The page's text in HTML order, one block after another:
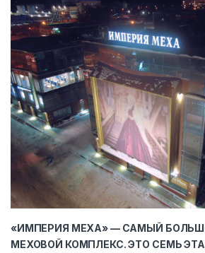
«ИМПЕРИЯ МЕХА» — САМЫЙ
МЕХОВОЙ КОМПЛЕКС. ЭТО СЕМЬ